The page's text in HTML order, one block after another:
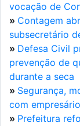
vocação de
» Contagem
subsecretário
» Defesa Civil
prevenção de
durante a seca
» Segurança,
com
» Prefeitura